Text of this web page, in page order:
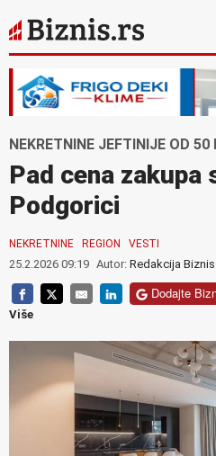
NEKRETNINE JEFTINIJE OD 50
Pad cena zakupa
Podgorici
NEKRETNINE REGION VESTI
25.2.2026 09:19 Autor: Redakcija
Dodajte
Više